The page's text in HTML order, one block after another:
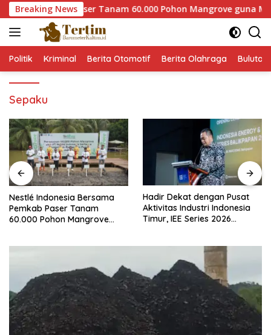
Langsung
ke
konten
Breaking News
Pemkab Paser Tanam 60.000 Pohon Mangrove guna
Politik Kriminal Berita Otomotif Berita Olahraga
Sepaku
Nestlé Indonesia Bersama
Pemkab Paser Tanam
60.000 Pohon Mangrove
Hadir Dekat dengan Pusat
Aktivitas Industri Indonesia
Timur, IEE Series 2026